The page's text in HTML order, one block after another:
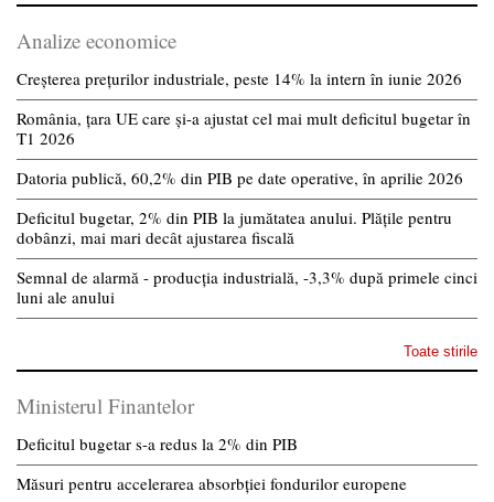
Analize economice
Creșterea prețurilor industriale, peste 14% la intern în iunie 2026
România, țara UE care și-a ajustat cel mai mult deficitul bugetar în
T1 2026
Datoria publică, 60,2% din PIB pe date operative, în aprilie 2026
Deficitul bugetar, 2% din PIB la jumătatea anului. Plățile pentru
dobânzi, mai mari decât ajustarea fiscală
Semnal de alarmă - producția industrială, -3,3% după primele cinci
luni ale anului
Toate stirile
Ministerul Finantelor
Deficitul bugetar s-a redus la 2% din PIB
Măsuri pentru accelerarea absorbției fondurilor europene